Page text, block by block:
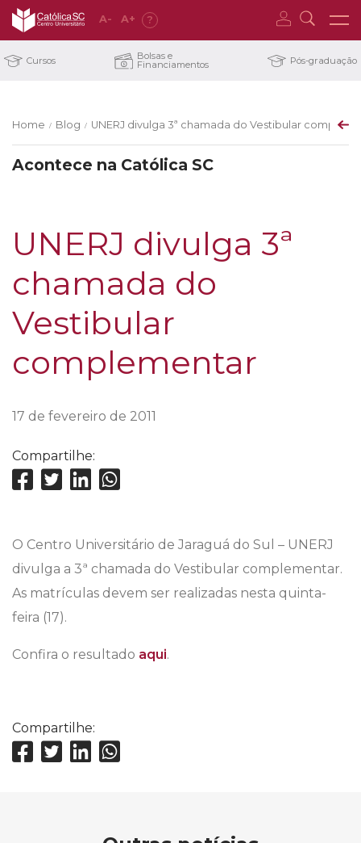
A- A+ ?
Cursos Bolsas e
Financiamentos Pós-graduação
Home / Blog / UNERJ divulga 3ª chamada do Vestibular
Acontece na Católica SC
UNERJ divulga 3ª
chamada do
Vestibular
complementar
17 de fevereiro de 2011
Compartilhe:
O Centro Universitário de Jaraguá do Sul – UNERJ
divulga a 3ª chamada do Vestibular complementar.
As matrículas devem ser realizadas nesta quinta-
feira (17).
Confira o resultado aqui.
Compartilhe: